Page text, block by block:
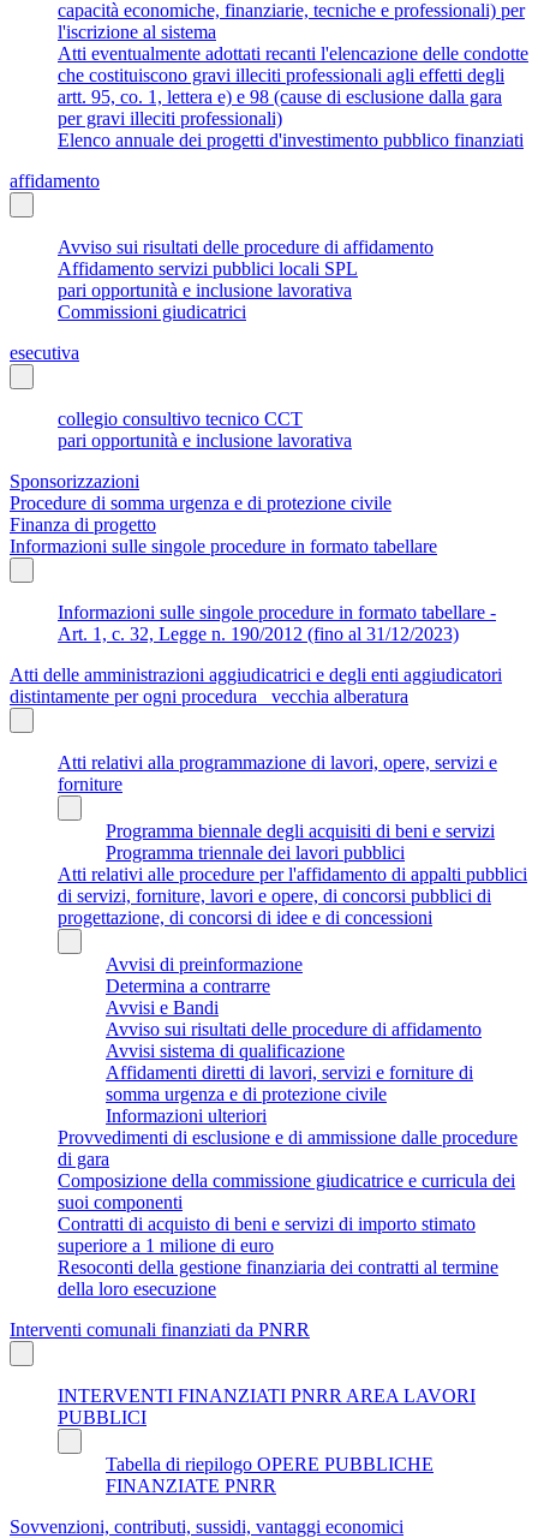
capacità economiche, finanziarie, tecniche e professionali) per
l'iscrizione al sistema
Atti eventualmente adottati recanti l'elencazione delle condotte
che costituiscono gravi illeciti professionali agli effetti degli
artt. 95, co. 1, lettera e) e 98 (cause di esclusione dalla gara
per gravi illeciti professionali)
Elenco annuale dei progetti d'investimento pubblico finanziati
affidamento
Avviso sui risultati delle procedure di affidamento
Affidamento servizi pubblici locali SPL
pari opportunità e inclusione lavorativa
Commissioni giudicatrici
esecutiva
collegio consultivo tecnico CCT
pari opportunità e inclusione lavorativa
Sponsorizzazioni
Procedure di somma urgenza e di protezione civile
Finanza di progetto
Informazioni sulle singole procedure in formato tabellare
Informazioni sulle singole procedure in formato tabellare -
Art. 1, c. 32, Legge n. 190/2012 (fino al 31/12/2023)
Atti delle amministrazioni aggiudicatrici e degli enti aggiudicatori
distintamente per ogni procedura_ vecchia alberatura
Atti relativi alla programmazione di lavori, opere, servizi e
forniture
Programma biennale degli acquisiti di beni e servizi
Programma triennale dei lavori pubblici
Atti relativi alle procedure per l'affidamento di appalti pubblici
di servizi, forniture, lavori e opere, di concorsi pubblici di
progettazione, di concorsi di idee e di concessioni
Avvisi di preinformazione
Determina a contrarre
Avvisi e Bandi
Avviso sui risultati delle procedure di affidamento
Avvisi sistema di qualificazione
Affidamenti diretti di lavori, servizi e forniture di
somma urgenza e di protezione civile
Informazioni ulteriori
Provvedimenti di esclusione e di ammissione dalle procedure
di gara
Composizione della commissione giudicatrice e curricula dei
suoi componenti
Contratti di acquisto di beni e servizi di importo stimato
superiore a 1 milione di euro
Resoconti della gestione finanziaria dei contratti al termine
della loro esecuzione
Interventi comunali finanziati da PNRR
INTERVENTI FINANZIATI PNRR AREA LAVORI
PUBBLICI
Tabella di riepilogo OPERE PUBBLICHE
FINANZIATE PNRR
Sovvenzioni, contributi, sussidi, vantaggi economici